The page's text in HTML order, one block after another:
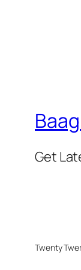
Get
Twenty